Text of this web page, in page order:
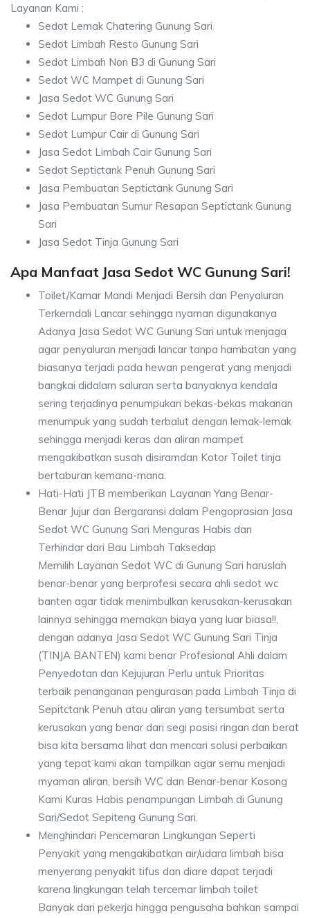
Layanan Kami :
Sedot Lemak Chatering Gunung Sari
Sedot Limbah Resto Gunung Sari
Sedot Limbah Non B3 di Gunung Sari
Sedot WC Mampet di Gunung Sari
Jasa Sedot WC Gunung Sari
Sedot Lumpur Bore Pile Gunung Sari
Sedot Lumpur Cair di Gunung Sari
Jasa Sedot Limbah Cair Gunung Sari
Sedot Septictank Penuh Gunung Sari
Jasa Pembuatan Septictank Gunung Sari
Jasa Pembuatan Sumur Resapan Septictank Gunung
Sari
Jasa Sedot Tinja Gunung Sari
Apa Manfaat Jasa Sedot WC Gunung Sari!
Toilet/Kamar Mandi Menjadi Bersih dan Penyaluran
Terkerndali Lancar sehingga nyaman digunakanya
Adanya Jasa Sedot WC Gunung Sari untuk menjaga
agar penyaluran menjadi lancar tanpa hambatan yang
biasanya terjadi pada hewan pengerat yang menjadi
bangkai didalam saluran serta banyaknya kendala
sering terjadinya penumpukan bekas-bekas makanan
menumpuk yang sudah terbalut dengan lemak-lemak
sehingga menjadi keras dan aliran mampet
mengakibatkan susah disiramdan Kotor Toilet tinja
bertaburan kemana-mana.
Hati-Hati JTB memberikan Layanan Yang Benar-
Benar Jujur dan Bergaransi dalam Pengoprasian Jasa
Sedot WC Gunung Sari Menguras Habis dan
Terhindar dari Bau Limbah Taksedap
Memilih Layanan Sedot WC di Gunung Sari haruslah
benar-benar yang berprofesi secara ahli sedot wc
banten agar tidak menimbulkan kerusakan-kerusakan
lainnya sehingga memakan biaya yang luar biasa!!,
dengan adanya Jasa Sedot WC Gunung Sari Tinja
(TINJA BANTEN) kami benar Profesional Ahli dalam
Penyedotan dan Kejujuran Perlu untuk Prioritas
terbaik penanganan pengurasan pada Limbah Tinja di
Sepitctank Penuh atau aliran yang tersumbat serta
kerusakan yang benar dari segi posisi ringan dan berat
bisa kita bersama lihat dan mencari solusi perbaikan
yang tepat kami akan tampilkan agar semu menjadi
myaman aliran, bersih WC dan Benar-benar Kosong
Kami Kuras Habis penampungan Limbah di Gunung
Sari/Sedot Sepiteng Gunung Sari.
Menghindari Pencemaran Lingkungan Seperti
Penyakit yang mengakibatkan air/udara limbah bisa
menyerang penyakit tifus dan diare dapat terjadi
karena lingkungan telah tercemar limbah toilet
Banyak dari pekerja hingga pengusaha bahkan sampai